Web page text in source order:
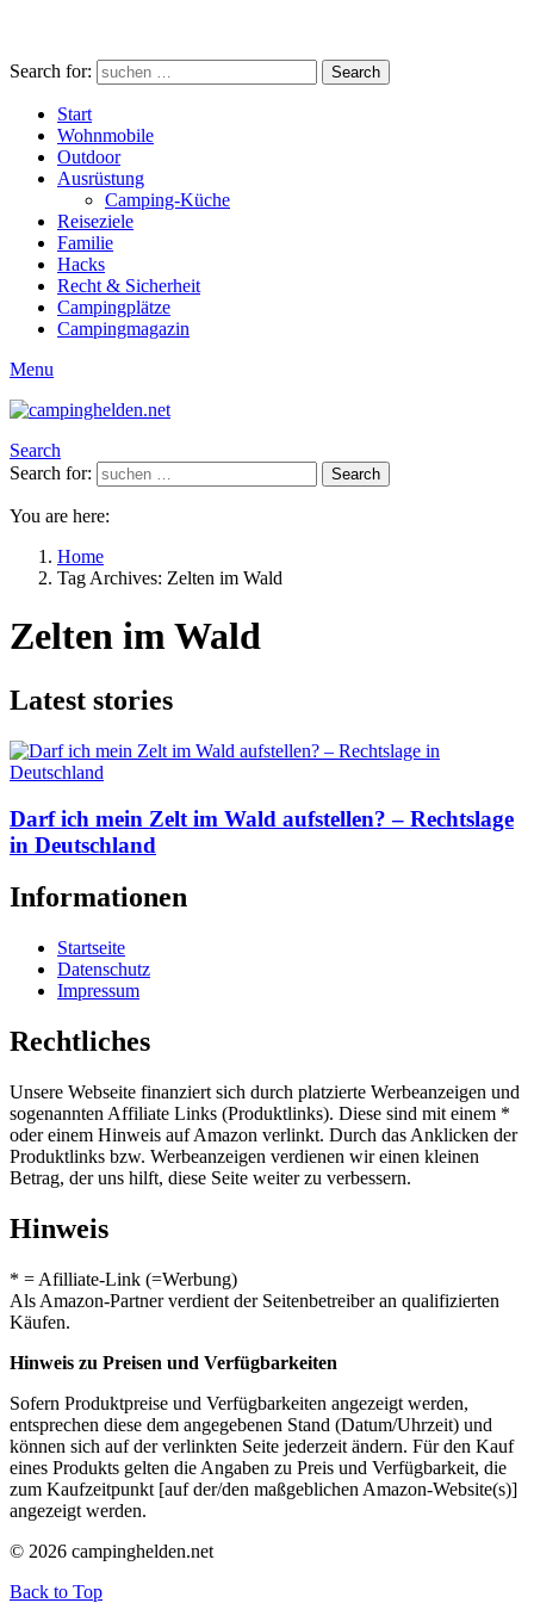
Search for: Search
Start
Wohnmobile
Outdoor
Ausrüstung
Camping-Küche
Reiseziele
Familie
Hacks
Recht & Sicherheit
Campingplätze
Campingmagazin
Menu
Search
Search for:
Search
You are here:
Home
Tag Archives: Zelten im Wald
Zelten im Wald
Latest stories
Darf ich mein Zelt im Wald aufstellen? – Rechtslage
in Deutschland
Informationen
Startseite
Datenschutz
Impressum
Rechtliches
Unsere Webseite finanziert sich durch platzierte Werbeanzeigen und
sogenannten Affiliate Links (Produktlinks). Diese sind mit einem *
oder einem Hinweis auf Amazon verlinkt. Durch das Anklicken der
Produktlinks bzw. Werbeanzeigen verdienen wir einen kleinen
Betrag, der uns hilft, diese Seite weiter zu verbessern.
Hinweis
* = Afilliate-Link (=Werbung)
Als Amazon-Partner verdient der Seitenbetreiber an qualifizierten
Käufen.
Hinweis zu Preisen und Verfügbarkeiten
Sofern Produktpreise und Verfügbarkeiten angezeigt werden,
entsprechen diese dem angegebenen Stand (Datum/Uhrzeit) und
können sich auf der verlinkten Seite jederzeit ändern. Für den Kauf
eines Produkts gelten die Angaben zu Preis und Verfügbarkeit, die
zum Kaufzeitpunkt [auf der/den maßgeblichen Amazon-Website(s)]
angezeigt werden.
© 2026 campinghelden.net
Back to Top